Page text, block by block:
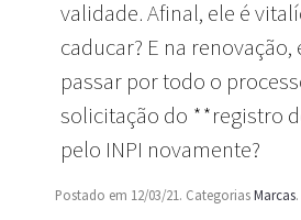
validade. Afinal, ele é
caducar? E na renovação,
passar por todo o
solicitação do **registro
pelo INPI novamente?
Postado em 12/03/21. CategoriasMarcas.